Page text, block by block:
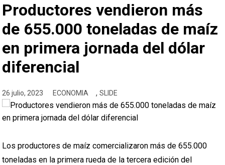
Productores vendieron más
de 655.000 toneladas de maíz
en primera jornada del dólar
diferencial
26 julio, 2023 ECONOMIA ,SLIDE
Los productores de maíz comercializaron más de 655.000
toneladas en la primera rueda de la tercera edición del